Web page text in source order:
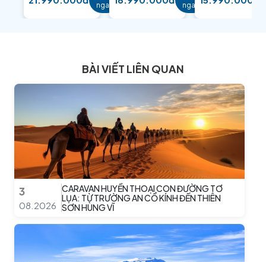
ngay
ngay
BÀI VIẾT LIÊN QUAN
3
08.2026
CARAVAN HUYỀN THOẠI CON ĐƯỜNG TƠ
LỤA: TỪ TRƯỜNG AN CỔ KÍNH ĐẾN THIÊN
SƠN HÙNG VĨ